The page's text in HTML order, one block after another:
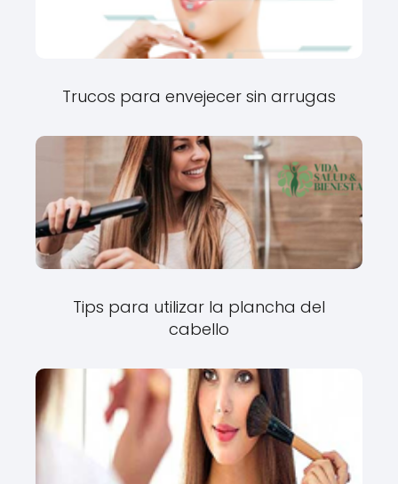
Trucos para envejecer sin arrugas
Tips para utilizar la plancha del
cabello